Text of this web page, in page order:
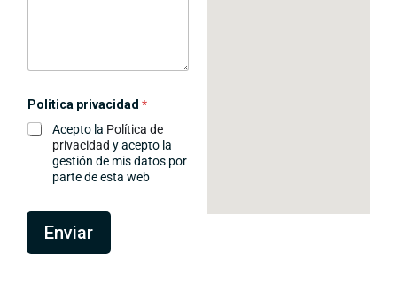
a
m
p
i
c
Politica privacidad *
Acepto la Política de
privacidad y acepto la
gestión de mis datos por
parte de esta web
Enviar